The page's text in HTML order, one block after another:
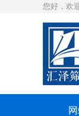
您好，欢